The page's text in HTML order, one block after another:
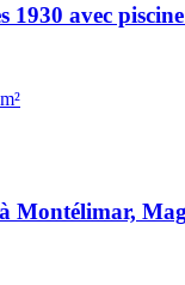
1930 avec
Montélimar,